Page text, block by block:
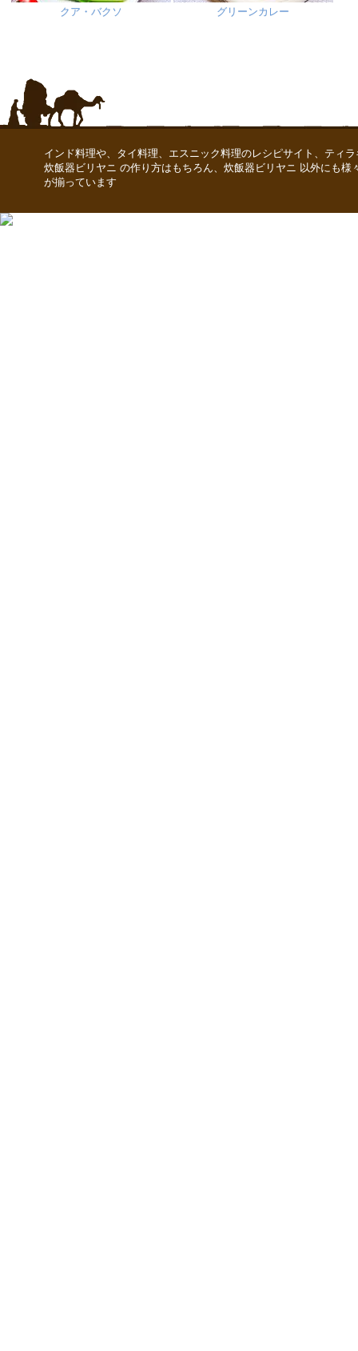
クア・バクソ グリーンカレー
インド料理や、タイ料理、エスニック料理のレシピサイト、ティ
炊飯器ビリヤニ の作り方はもちろん、炊飯器ビリヤニ 以外にも様
が揃っています